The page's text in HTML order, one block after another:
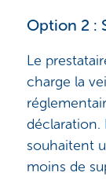
Option 2 :
Le
charge la
déclaration.
souhaitent
moins de